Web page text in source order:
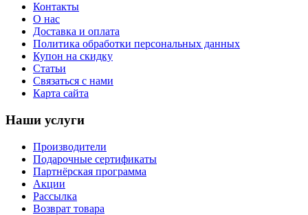
Контакты
О нас
Доставка и оплата
Политика обработки персональных данных
Купон на скидку
Статьи
Связаться с нами
Карта сайта
Наши услуги
Производители
Подарочные сертификаты
Партнёрская программа
Акции
Рассылка
Возврат товара